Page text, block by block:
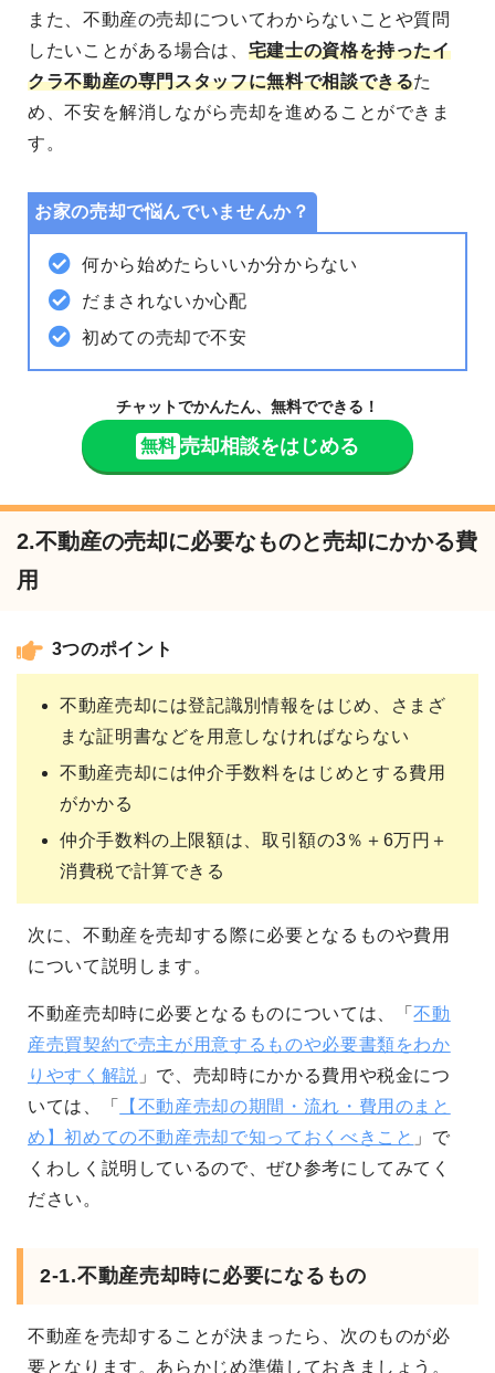
また、不動産の売却についてわからないことや質問
したいことがある場合は、 宅建士の資格を持ったイ
クラ不動産の専門スタッフに無料で相談できるた
め、不安を解消 しながら売却を進めることができま
す。
お家の売却で悩んでいませんか？
何から始めたらいいか分からない
だまされないか心配
初めての売却で不安
チャットでかんたん、無料でできる！
無料 売却相談をはじめる
2.不動産の売却に必要なものと売却にかかる費
用
3つのポイント
不動産売却には登記識別情報をはじめ、さまざ
まな証明書などを用意しなければならない
不動産売却には仲介手数料をはじめとする費用
がかかる
仲介手数料の上限額は、取引額の3％＋6万円＋
消費税で計算できる
次に、不動産を売却する際に必要となるものや費用
について説明します。
不動産売却時に必要となるものについては、「不動
産売買契約で売主が用意するものや必要書類をわか
りやすく解説 」で、売却時にかかる費用や税金につ
いては、「
【不動産売却の期間・流れ・費用のまと
め】初めての不動産売却で知っておくべきこと 」で
くわしく説明しているので、ぜひ参考にしてみてく
ださい。
2-1.不動産売却時に必要になるもの
不動産を売却することが決まったら、次のものが必
要となります。あらかじめ準備しておきましょう。